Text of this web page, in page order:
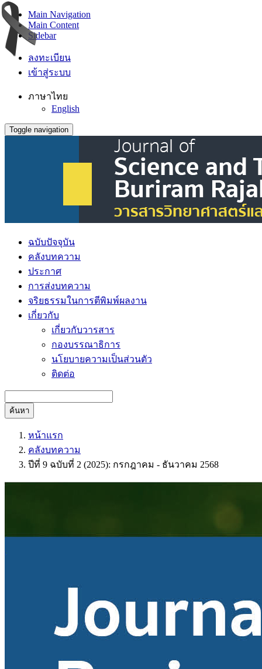
Main Navigation
Main Content
Sidebar
ลงทะเบียน
เข้าสู่ระบบ
ภาษาไทย
English
Toggle navigation
ฉบับปัจจุบัน
คลังบทความ
ประกาศ
การส่งบทความ
จริยธรรมในการตีพิมพ์ผลงาน
เกี่ยวกับ
เกี่ยวกับวารสาร
กองบรรณาธิการ
นโยบายความเป็นส่วนตัว
ติดต่อ
ค้นหา
หน้าแรก
คลังบทความ
ปีที่ 9 ฉบับที่ 2 (2025): กรกฎาคม - ธันวาคม 2568